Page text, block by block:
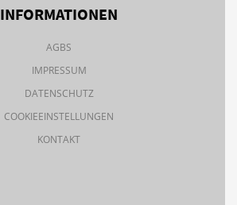
INFORMATIONEN
AGBS
IMPRESSUM
DATENSCHUTZ
COOKIEEINSTELLUNGEN
KONTAKT